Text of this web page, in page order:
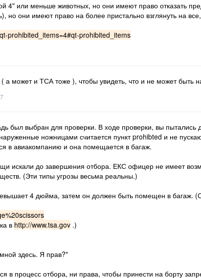
4" или меньше животных, но они имеют право отказать
но они имеют право на более пристально взглянуть на
prohibited_items=4#qt-prohibited_items
может и ТСА тоже ), чтобы увидеть, что и не может быть
был выбран для проверки. В ходе проверки, вы пытались
ножницами считается пункт prohibted и не
в авиакомпанию и она помещается в багаж.
искали до завершения отбора. ЕКС офицер не имеет
(Эти типы угрозы весьма реальны.)
4 дюйма, затем он должен быть помещен в багаж.
в http://www.tsa.gov .)
здесь. Я прав?"
в процесс отбора, ни права, чтобы принести на борту